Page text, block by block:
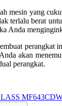
mesin yang
terlalu berat
Anda
akan
perangkat.